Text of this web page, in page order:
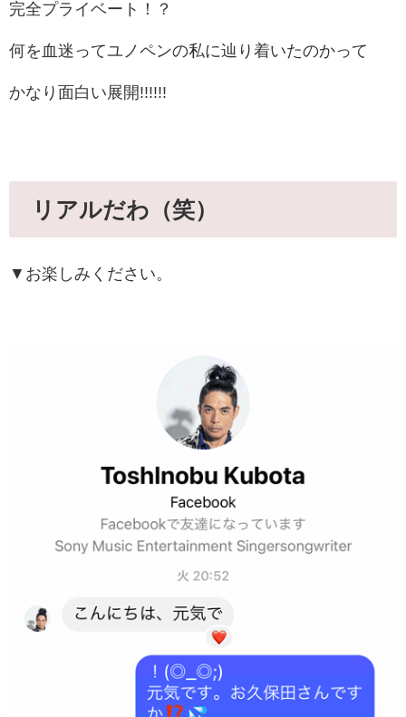
完全プライベート！？
何を血迷ってユノペンの私に辿り着いたのかって
かなり面白い展開!!!!!!
リアルだわ（笑）
▼お楽しみください。